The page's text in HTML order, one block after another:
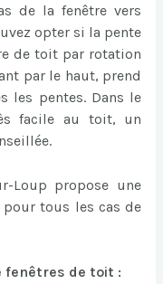
de la fenêtre vers
opter si la pente
de toit par rotation
par le haut, prend
les pentes. Dans le
facile au toit, un
Loup propose une
tous les cas de
fenêtres de toit :